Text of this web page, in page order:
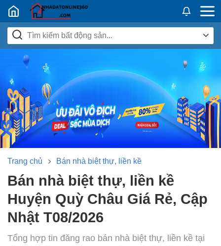
Nhadatban24h.vn
Trang chủ Bán nhà biệt thự, liền kề
Bán nhà biệt thự, liền kề
Huyện Quỳ Châu Giá Rẻ, Cập
Nhật T08/2026
Tổng hợp tin đăng rao bán nhà biệt thự, liền kề tại